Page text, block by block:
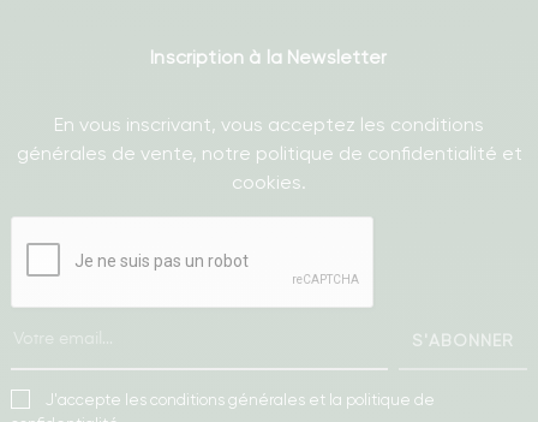
Inscription à la Newsletter
En vous inscrivant, vous acceptez les conditions
générales de vente, notre politique de confidentialité et
cookies.
S'ABONNER
J'accepte les conditions générales et la politique de